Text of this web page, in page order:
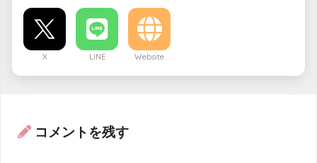
X LINE Website
コメントを残す